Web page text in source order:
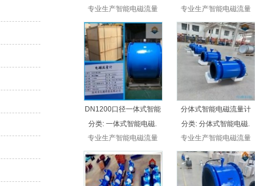
专业生产智能电磁流量
量计，还是分体式电磁流
量计，一体式插入，还是
分体式插入电磁流量计，
厂家直接供应，比市场便
宜30%以上，超长保质，
无忧售后。
专业生产智能电磁流量
量计，还是分体式电磁流
量计，一体式插入，还是
分体式插入电磁流量计，
厂家直接供应，比市场便
宜30%以上，超长保质，
无忧售后。
DN1200口径一体式智能
分类: 一体式智能电磁.
专业生产智能电磁流量
量计，还是分体式电磁流
量计，一体式插入，还是
分体式插入电磁流量计，
分体式智能电磁流量计
分类: 分体式智能电磁.
专业生产智能电磁流量
量计，还是分体式电磁流
量计，一体式插入，还是
分体式插入电磁流量计，